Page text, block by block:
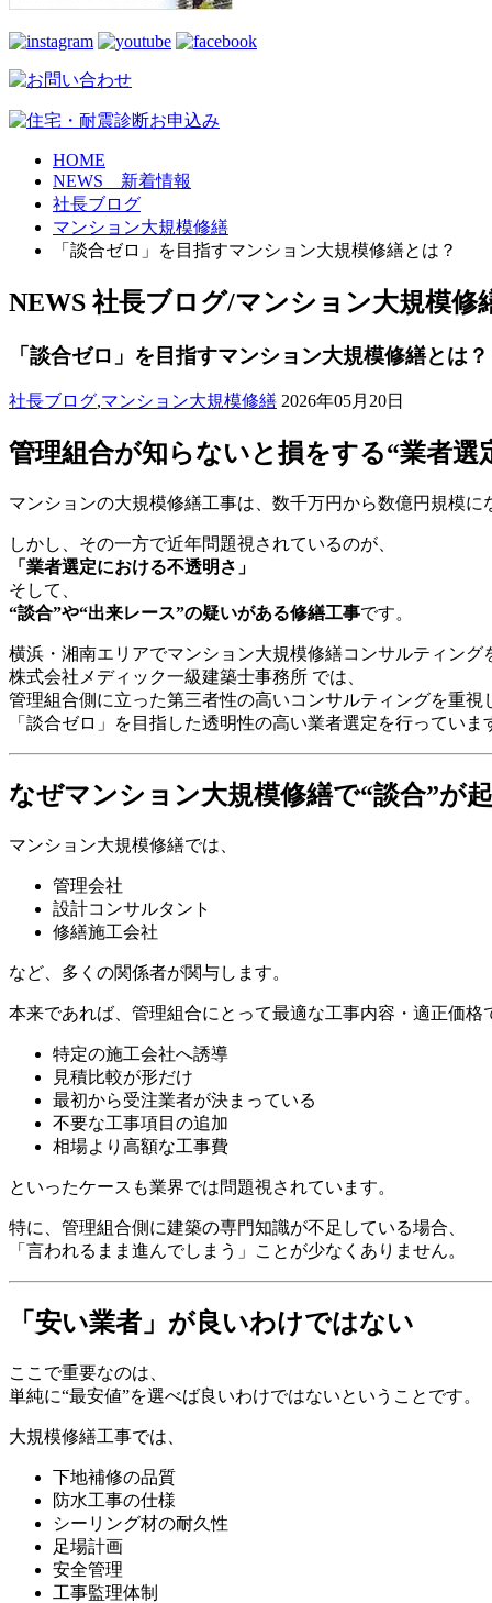
HOME
NEWS 新着情報
社長ブログ
マンション大規模修繕
「談合ゼロ」を目指すマンション大規模修繕とは？
NEWS 社長ブログ/マンション大規模修
「談合ゼロ」を目指すマンション大規模修繕とは？
社長ブログ,マンション大規模修繕 2026年05月20日
管理組合が知らないと損をする“業者選
マンションの大規模修繕工事は、数千万円から数億円規模
しかし、その一方で近年問題視されているのが、
「業者選定における不透明さ」
そして、
“談合”や“出来レース”の疑いがある修繕工事です。
横浜・湘南エリアでマンション大規模修繕コンサルティング
株式会社メディック一級建築士事務所 では、
管理組合側に立った第三者性の高いコンサルティングを重視
「談合ゼロ」を目指した透明性の高い業者選定を行っていま
なぜマンション大規模修繕で“談合”が
マンション大規模修繕では、
管理会社
設計コンサルタント
修繕施工会社
など、多くの関係者が関与します。
本来であれば、管理組合にとって最適な工事内容・適正価格
特定の施工会社へ誘導
見積比較が形だけ
最初から受注業者が決まっている
不要な工事項目の追加
相場より高額な工事費
といったケースも業界では問題視されています。
特に、管理組合側に建築の専門知識が不足している場合、
「言われるまま進んでしまう」ことが少なくありません。
「安い業者」が良いわけではない
ここで重要なのは、
単純に“最安値”を選べば良いわけではないということです。
大規模修繕工事では、
下地補修の品質
防水工事の仕様
シーリング材の耐久性
足場計画
安全管理
工事監理体制